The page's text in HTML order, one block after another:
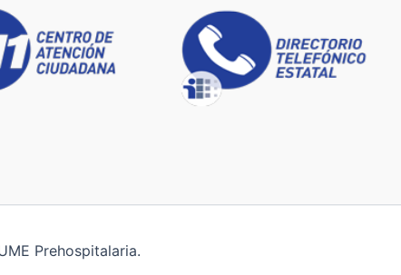
Prehospitalaria.